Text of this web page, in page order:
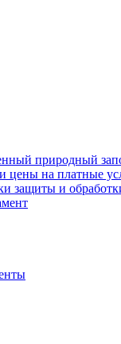
природный
цены на платные
защиты и